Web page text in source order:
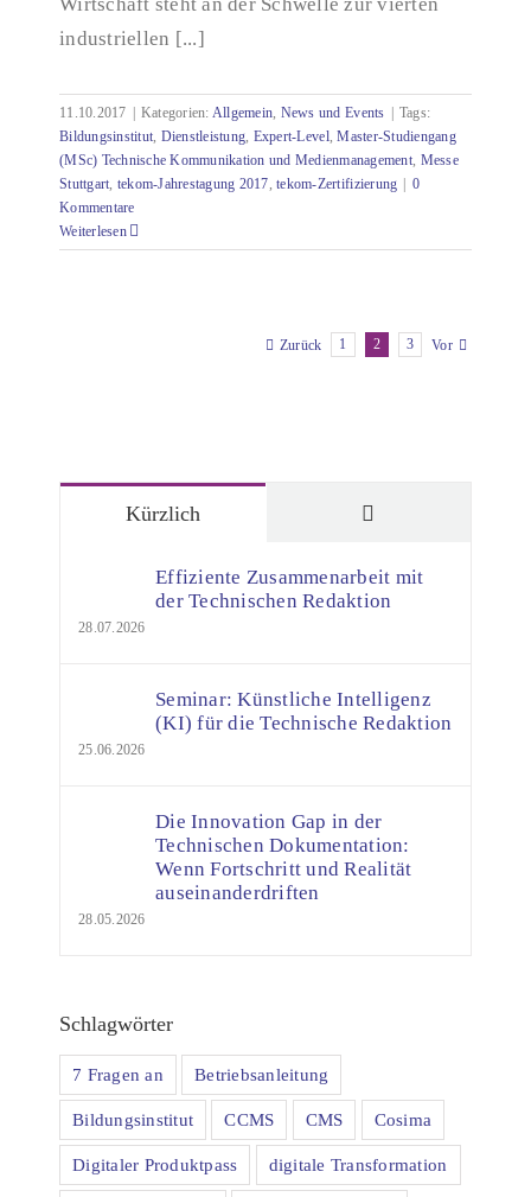
industriellen [...]
11.10.2017 | Kategorien: Allgemein, News und Events | Tags:
Bildungsinstitut, Dienstleistung, Expert-Level,Master-Studiengang
(MSc) Technische Kommunikation und Medienmanagement, Messe
Stuttgart, tekom-Jahrestagung 2017,tekom-Zertifizierung | 0
Kommentare
Weiterlesen
Zurück 1 2 3 Vor
Kürzlich
Effiziente Zusammenarbeit mit
der Technischen Redaktion
28.07.2026
Seminar: Künstliche Intelligenz
(KI) für die Technische Redaktion
25.06.2026
Die Innovation Gap in der
Technischen Dokumentation:
Wenn Fortschritt und Realität
auseinanderdriften
28.05.2026
Schlagwörter
7 Fragen an Betriebsanleitung
Bildungsinstitut CCMS CMS Cosima
Digitaler Produktpass digitale Transformation